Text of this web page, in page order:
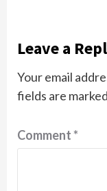
Leave a
Your email
fields are marked
Comment*